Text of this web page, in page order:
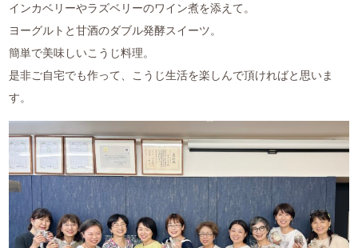
インカベリーやラズベリーのワイン煮を添えて。
ヨーグルトと甘酒のダブル発酵スイーツ。
簡単で美味しいこうじ料理。
是非ご自宅でも作って、こうじ生活を楽しんで頂ければと思いま
す。